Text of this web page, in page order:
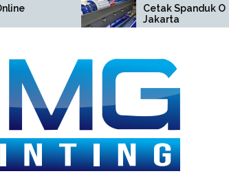
Cetak Spanduk Online
Jakarta